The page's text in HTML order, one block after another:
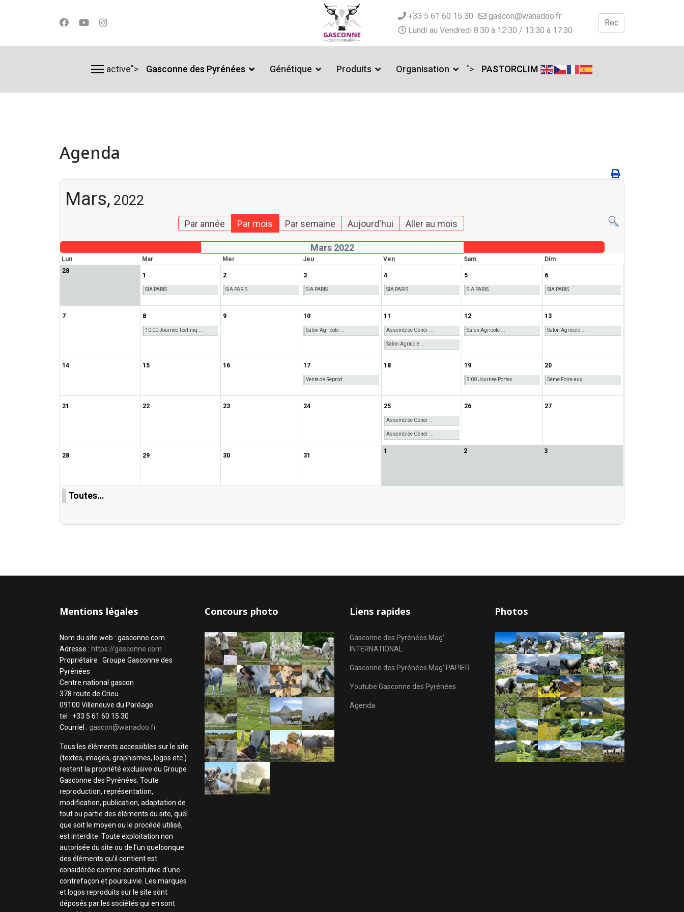
+33 5 61 60 15 30
gascon@wanadoo.fr
Lundi au Vendredi 8:30 à 12:30 / 13:30 à 17:30
Valider
active"> Gasconne des Pyrénées Génétique Produits Organisation "> PASTORCLIM
Agenda
Mars, 2022
Par année Par mois Par semaine Aujourd'hui Aller au mois
Mars 2022
Lun Mar Mer Jeu Ven Sam
Dim
28
1
SIA PARIS
2
SIA PARIS
3
SIA PARIS
4
SIA PARIS
5
SIA PARIS
6
SIA PARIS
7 8
10:00 Journée Techniq ...
9 10
Salon Agricole ...
11
Assemblée Génér ...
Salon Agricole ...
12
Salon Agricole ...
13
Salon Agricole ...
14 15 16 17
Vente de Reprod ...
18 19
9:00 Journée Portes ...
20
5ème Foire aux ...
21 22 23 24 25
Assemblée Génér ...
Assemblée Génér ...
26 27
28 29 30 31
1 2 3
Toutes…
Mentions légales
Nom du site web : gasconne.com
Adresse : https://gasconne.com
Propriétaire : Groupe Gasconne des
Pyrénées
Centre national gascon
378 route de Crieu
09100 Villeneuve du Paréage
tel : +33 5 61 60 15 30
Courriel : gascon@wanadoo.fr
Tous les éléments accessibles sur le site
(textes, images, graphismes, logos etc.)
restent la propriété exclusive du Groupe
Gasconne des Pyrénées. Toute
reproduction, représentation,
modification, publication, adaptation de
tout ou partie des éléments du site, quel
que soit le moyen ou le procédé utilisé,
est interdite. Toute exploitation non
autorisée du site ou de l’un quelconque
des éléments qu’il contient est
considérée comme constitutive d’une
contrefaçon et poursuivie. Les marques
et logos reproduits sur le site sont
déposés par les sociétés qui en sont
Concours photo Liens rapides
Gasconne des Pyrénées Mag'
INTERNATIONAL
Gasconne des Pyrénées Mag' PAPIER
Youtube Gasconne des Pyrénées
Agenda
Photos